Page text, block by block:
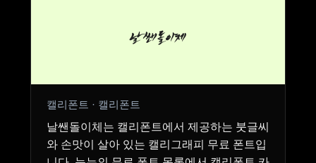
날쌘돌이체
캘리폰트 · 캘리폰트
날쌘돌이체는 캘리폰트에서 제공하는 붓글씨
와 손맛이 살아 있는 캘리그래피 무료 폰트입